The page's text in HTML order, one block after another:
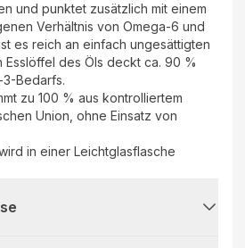
und punktet zusätzlich mit einem
Verhältnis von Omega-6 und
es reich an einfach ungesättigten
Esslöffel des Öls deckt ca. 90 %
Bedarfs.
zu 100 % aus kontrolliertem
Union, ohne Einsatz von
in einer Leichtglasflasche